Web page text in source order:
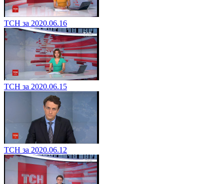
ТСН за 2020.06.16
ТСН за 2020.06.15
ТСН за 2020.06.12